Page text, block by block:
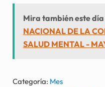
Mira también este
NACIONAL DE LA
SALUD MENTAL -
Categoría: Mes